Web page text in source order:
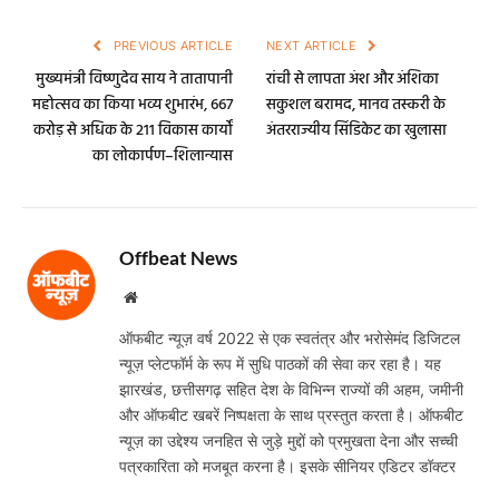
PREVIOUS ARTICLE
मुख्यमंत्री विष्णुदेव साय ने तातापानी
महोत्सव का किया भव्य शुभारंभ, 667
करोड़ से अधिक के 211 विकास कार्यों
का लोकार्पण–शिलान्यास
NEXT ARTICLE
रांची से लापता अंश और अंशिका
सकुशल बरामद, मानव तस्करी के
अंतरराज्यीय सिंडिकेट का खुलासा
Offbeat News
Website
ऑफबीट न्यूज़ वर्ष 2022 से एक स्वतंत्र और भरोसेमंद डिजिटल
न्यूज़ प्लेटफॉर्म के रूप में सुधि पाठकों की सेवा कर रहा है। यह
झारखंड, छत्तीसगढ़ सहित देश के विभिन्न राज्यों की अहम, जमीनी
और ऑफबीट खबरें निष्पक्षता के साथ प्रस्तुत करता है। ऑफबीट
न्यूज़ का उद्देश्य जनहित से जुड़े मुद्दों को प्रमुखता देना और सच्ची
पत्रकारिता को मजबूत करना है। इसके सीनियर एडिटर डॉक्टर